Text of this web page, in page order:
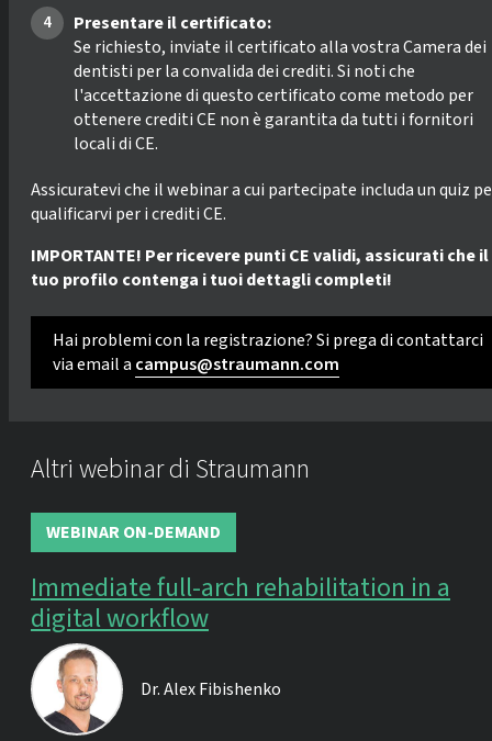
Presentare il certificato:
Se richiesto, inviate il certificato alla vostra Camera dei
dentisti per la convalida dei crediti. Si noti che
l'accettazione di questo certificato come metodo per
ottenere crediti CE non è garantita da tutti i fornitori
locali di CE.
Assicuratevi che il webinar a cui partecipate includa un quiz
qualificarvi per i crediti CE.
IMPORTANTE! Per ricevere punti CE validi, assicurati che il
tuo profilo contenga i tuoi dettagli completi!
Hai problemi con la registrazione? Si prega di contattarci
via email a campus@straumann.com
Altri webinar di Straumann
WEBINAR ON-DEMAND
Immediate full-arch rehabilitation in a
digital workflow
Dr.Alex Fibishenko